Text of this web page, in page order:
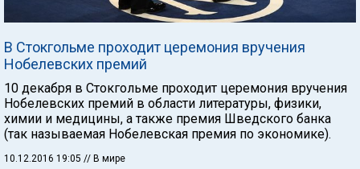
В Стокгольме проходит церемония вручения
Нобелевских премий
10 декабря в Стокгольме проходит церемония вручения
Нобелевских премий в области литературы, физики,
химии и медицины, а также премия Шведского банка
(так называемая Нобелевская премия по экономике).
10.12.2016 19:05 // В мире